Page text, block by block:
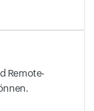
Remote-